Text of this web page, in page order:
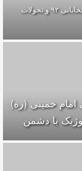
مستند فروشنده 1 - پشت پرده مناظرات انتخاباتی ۹۲ و تحولات
خمینی (ره)
با دشمن